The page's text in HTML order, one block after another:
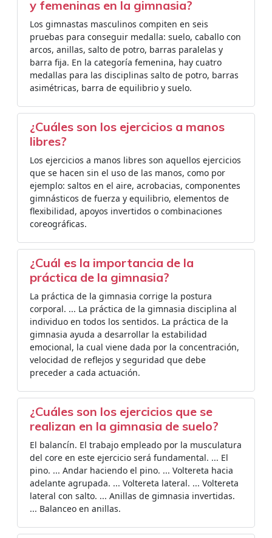
y femeninas en la gimnasia?
Los gimnastas masculinos compiten en seis
pruebas para conseguir medalla: suelo, caballo con
arcos, anillas, salto de potro, barras paralelas y
barra fija. En la categoría femenina, hay cuatro
medallas para las disciplinas salto de potro, barras
asimétricas, barra de equilibrio y suelo.
¿Cuáles son los ejercicios a manos
libres?
Los ejercicios a manos libres son aquellos ejercicios
que se hacen sin el uso de las manos, como por
ejemplo: saltos en el aire, acrobacias, componentes
gimnásticos de fuerza y equilibrio, elementos de
flexibilidad, apoyos invertidos o combinaciones
coreográficas.
¿Cuál es la importancia de la
práctica de la gimnasia?
La práctica de la gimnasia corrige la postura
corporal. ... La práctica de la gimnasia disciplina al
individuo en todos los sentidos. La práctica de la
gimnasia ayuda a desarrollar la estabilidad
emocional, la cual viene dada por la concentración,
velocidad de reflejos y seguridad que debe
preceder a cada actuación.
¿Cuáles son los ejercicios que se
realizan en la gimnasia de suelo?
El balancín. El trabajo empleado por la musculatura
del core en este ejercicio será fundamental. ... El
pino. ... Andar haciendo el pino. ... Voltereta hacia
adelante agrupada. ... Voltereta lateral. ... Voltereta
lateral con salto. ... Anillas de gimnasia invertidas.
... Balanceo en anillas.